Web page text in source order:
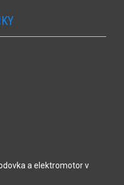
a elektromotor v